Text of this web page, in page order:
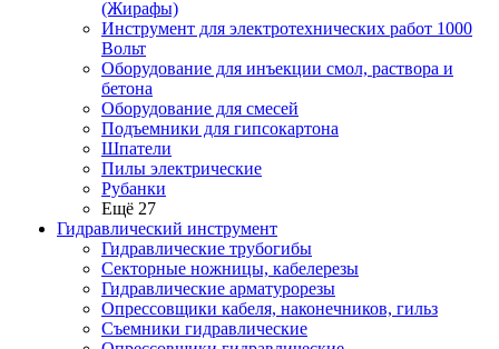
(Жирафы)
Инструмент для электротехнических работ 1000
Вольт
Оборудование для инъекции смол, раствора и
бетона
Оборудование для смесей
Подъемники для гипсокартона
Шпатели
Пилы электрические
Рубанки
Ещё 27
Гидравлический инструмент
Гидравлические трубогибы
Секторные ножницы, кабелерезы
Гидравлические арматурорезы
Опрессовщики кабеля, наконечников, гильз
Съемники гидравлические